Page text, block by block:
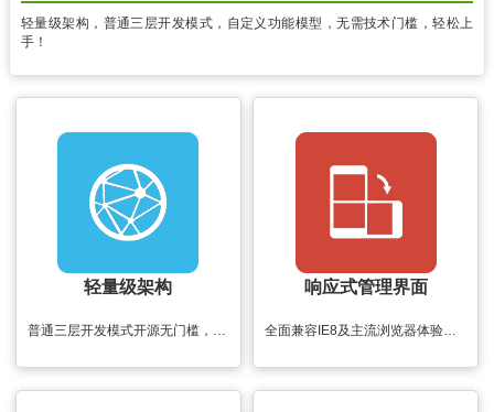
轻量级架构，普通三层开发模式，自定义功能模型，无需技术门槛，轻松上
手！
轻量级架构
普通三层开发模式开源无门槛，保持轻量级架构
响应式管理界面
全面兼容IE8及主流浏览器体验后台管理界面响应式的快感